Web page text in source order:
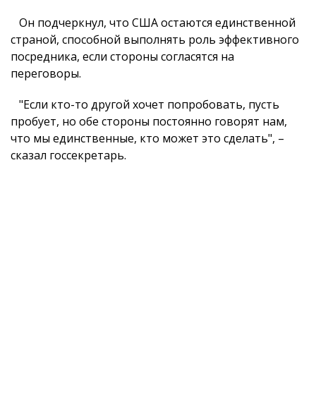
Он подчеркнул, что США остаются единственной
страной, способной выполнять роль эффективного
посредника, если стороны согласятся на
переговоры.
"Если кто-то другой хочет попробовать, пусть
пробует, но обе стороны постоянно говорят нам,
что мы единственные, кто может это сделать", –
сказал госсекретарь.